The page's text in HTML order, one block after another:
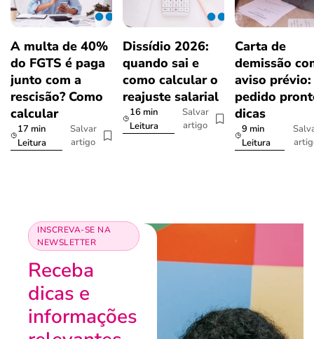
A multa de 40%
do FGTS é paga
junto com a
rescisão? Como
calcular
17 min
Leitura
Salvar
artigo
Dissídio 2026:
quando sai e
como calcular o
reajuste salarial
16 min
Leitura
Salvar
artigo
Carta de
demissão
aviso prévio:
pedido
dicas
9 min
Leitura
INSCREVA-SE NA
NEWSLETTER
Receba
dicas e
informações